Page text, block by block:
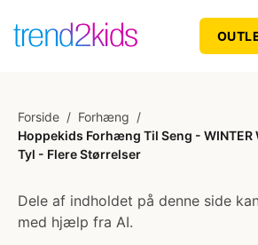
Forside / Forhæng /
Hoppekids Forhæng Til Seng - WINTER
Tyl - Flere Størrelser
Dele af indholdet på denne side
med hjælp fra AI.